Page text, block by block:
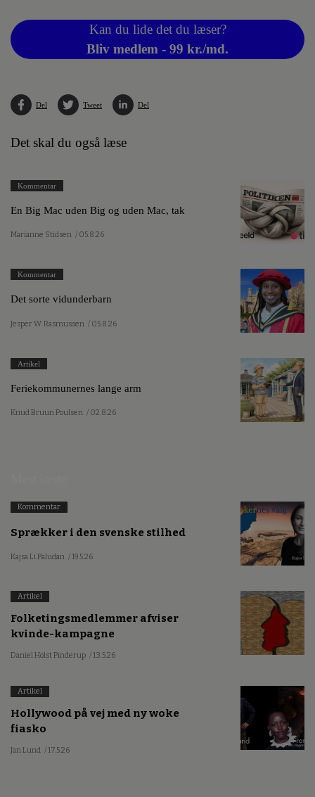
Kan du lide det du læser?
Bliv medlem - 99 kr./md.
Del Tweet Del
Det skal du også læse
Kommentar
En Big Mac uden Big og uden Mac, tak
Marianne Stidsen / 05.8.26
Kommentar
Det sorte vidunderbarn
Jesper W. Rasmussen / 05.8.26
Artikel
Feriekommunernes lange arm
Knud Bruun Poulsen / 02.8.26
Kommentar
Sprækker i den svenske stilhed
Kajsa Li Paludan / 19.5.26
Artikel
Folketingsmedlemmer afviser
kvinde-kampagne
Daniel Holst Pinderup / 13.5.26
Artikel
Hollywood på vej med ny woke
fiasko
Jan Lund / 17.5.26